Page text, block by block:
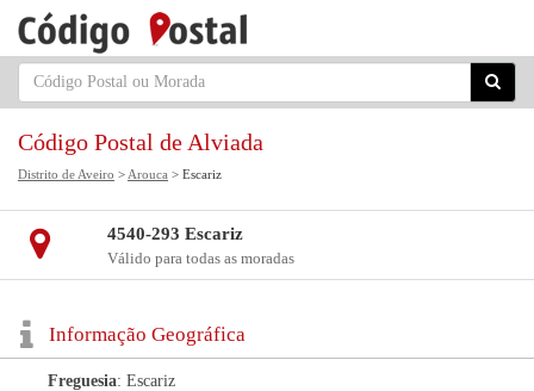
Código Postal de Alviada
Distrito de Aveiro > Arouca > Escariz
4540-293 Escariz
Válido para todas as moradas
Informação Geográfica
Freguesia: Escariz